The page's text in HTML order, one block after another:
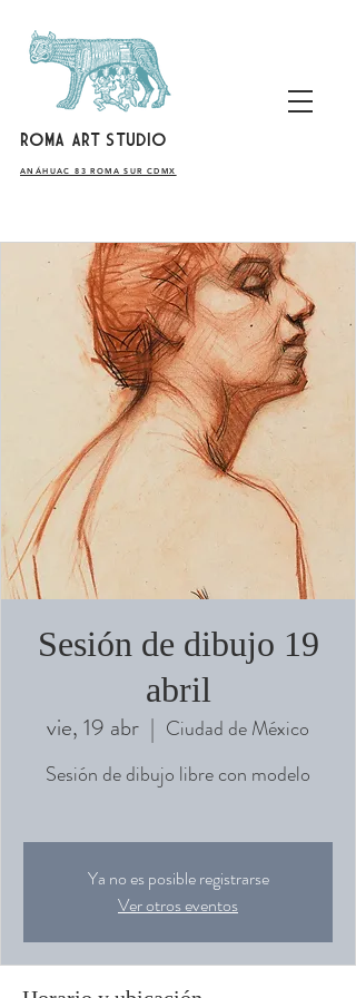
ROMA ART STUDIO
​ANÁHUAC 83 ROMA SUR CDMX
Sesión de dibujo 19
abril
vie, 19 abr
  |
Ciudad de México
Sesión de dibujo libre con modelo
Ya no es posible registrarse
Ver otros eventos